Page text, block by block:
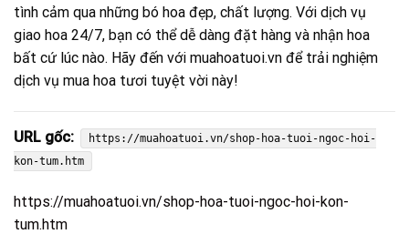
tình cảm qua những bó hoa đẹp, chất lượng. Với dịch vụ
giao hoa 24/7, bạn có thể dễ dàng đặt hàng và nhận hoa
bất cứ lúc nào. Hãy đến với muahoatuoi.vn để trải nghiệm
dịch vụ mua hoa tươi tuyệt vời này!
URL gốc:
https://muahoatuoi.vn/shop-hoa-tuoi-ngoc-hoi-
kon-tum.htm
https://muahoatuoi.vn/shop-hoa-tuoi-ngoc-hoi-kon-
tum.htm